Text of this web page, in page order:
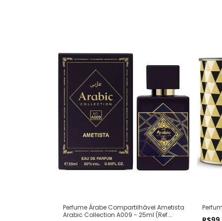
Perfume Árabe Compartilhável Ametista
Arabic Collection A009 - 25ml (Ref.